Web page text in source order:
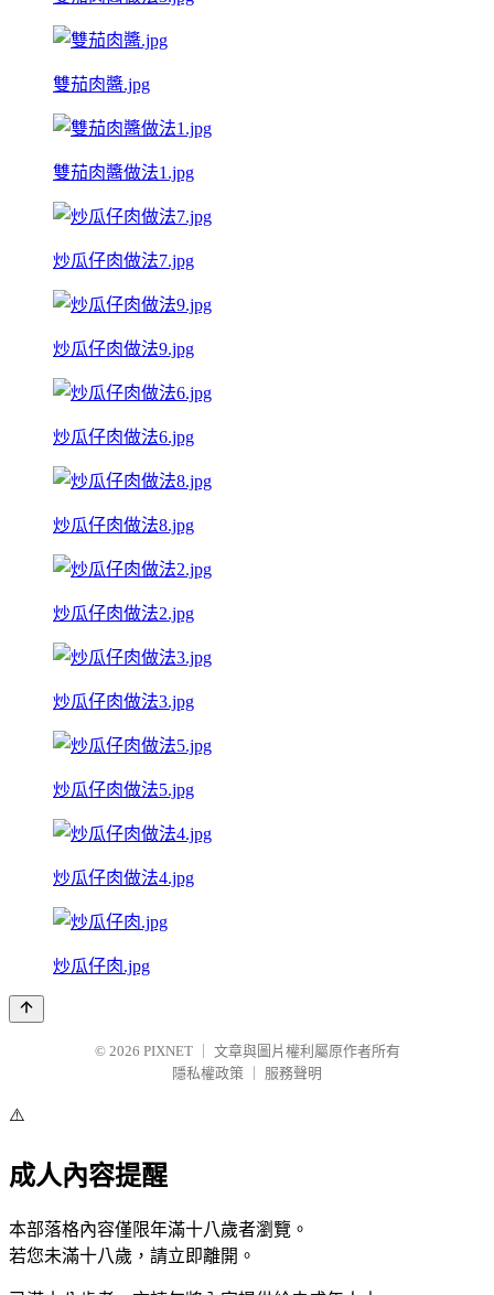
雙茄肉醬.jpg
雙茄肉醬做法1.jpg
炒瓜仔肉做法7.jpg
炒瓜仔肉做法9.jpg
炒瓜仔肉做法6.jpg
炒瓜仔肉做法8.jpg
炒瓜仔肉做法2.jpg
炒瓜仔肉做法3.jpg
炒瓜仔肉做法5.jpg
炒瓜仔肉做法4.jpg
炒瓜仔肉.jpg
© 2026 PIXNET
文章與圖片權利屬原作者所有
隱私權政策
服務聲明
⚠️
成人內容提醒
本部落格內容僅限年滿十八歲者瀏覽。
若您未滿十八歲，請立即離開。